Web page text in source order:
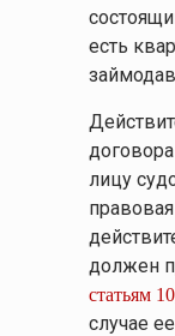
есть
лицу
должен
статьям
случае